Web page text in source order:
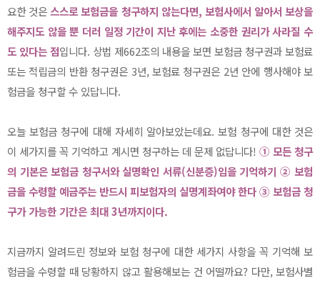
요한 것은스스로 보험금을 청구하지 않는다면, 보험사에서 알아서 보상을
해주지도 않을 뿐 더러 일정 기간이 지난 후에는 소중한 권리가 사라질 수
도 있다는 점입니다. 상법 제662조의 내용을 보면 보험금 청구권과 보험료
또는 적립금의 반환 청구권은 3년, 보험료 청구권은 2년 안에 행사해야 보
험금을 청구할 수 있답니다.
오늘 보험금 청구에 대해 자세히 알아보았는데요. 보험 청구에 대한 것은
이 세가지를 꼭 기억하고 계시면 청구하는 데 문제 없답니다! ① 모든 청구
의 기본은 보험금 청구서와 실명확인 서류(신분증)임을 기억하기 ② 보험
금을 수령할 예금주는 반드시 피보험자의 실명계좌여야 한다 ③ 보험금 청
구가 가능한 기간은 최대 3년까지이다.
지금까지 알려드린 정보와 보험 청구에 대한 세가지 사항을 꼭 기억해 보
험금을 수령할 때 당황하지 않고 활용해보는 건 어떨까요? 다만, 보험사별